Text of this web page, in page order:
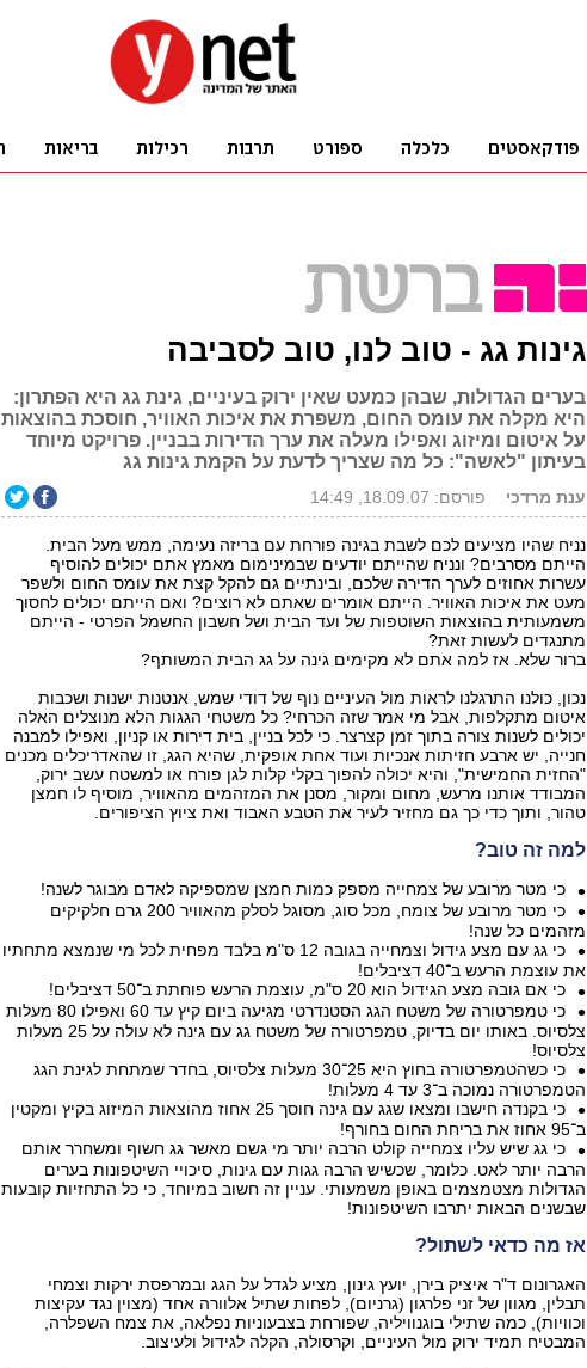
גינות גג - טוב לנו, טוב לסביבה
בערים הגדולות, שבהן כמעט שאין ירוק בעיניים, גינת גג היא הפתרון:
היא מקלה את עומס החום, משפרת את איכות האוויר, חוסכת בהוצאות
על איטום ומיזוג ואפילו מעלה את ערך הדירות בבניין. פרויקט מיוחד
בעיתון "לאשה": כל מה שצריך לדעת על הקמת גינות גג
ענת מרדכי פורסם: 18.09.07, 14:49
נניח שהיו מציעים לכם לשבת בגינה פורחת עם בריזה נעימה, ממש מעל הבית.
הייתם מסרבים? ונניח שהייתם יודעים שבמינימום מאמץ אתם יכולים להוסיף
עשרות אחוזים לערך הדירה שלכם, ובינתיים גם להקל קצת את עומס החום ולשפר
מעט את איכות האוויר. הייתם אומרים שאתם לא רוצים? ואם הייתם יכולים לחסוך
משמעותית בהוצאות השוטפות של ועד הבית ושל חשבון החשמל הפרטי - הייתם
מתנגדים לעשות זאת?
ברור שלא. אז למה אתם לא מקימים גינה על גג הבית המשותף?
נכון, כולנו התרגלנו לראות מול העיניים נוף של דודי שמש, אנטנות ישנות ושכבות
איטום מתקלפות, אבל מי אמר שזה הכרחי? כל משטחי הגגות הלא מנוצלים האלה
יכולים לשנות צורה בתוך זמן קצרצר. כי לכל בניין, בית דירות או קניון, ואפילו למבנה
חנייה, יש ארבע חזיתות אנכיות ועוד אחת אופקית, שהיא הגג, זו שהאדריכלים מכנים
"החזית החמישית", והיא יכולה להפוך בקלי קלות לגן פורח או למשטח עשב ירוק,
המבודד אותנו מרעש, מחום ומקור, מסנן את המזהמים מהאוויר, מוסיף לו חמצן
טהור, ותוך כדי כך גם מחזיר לעיר את הטבע האבוד ואת ציוץ הציפורים.
למה זה טוב?
כי מטר מרובע של צמחייה מספק כמות חמצן שמספיקה לאדם מבוגר לשנה!
כי מטר מרובע של צומח, מכל סוג, מסוגל לסלק מהאוויר 200 גרם חלקיקים
מזהמים כל שנה!
כי גג עם מצע גידול וצמחייה בגובה 12 ס"מ בלבד מפחית לכל מי שנמצא מתחתיו
את עוצמת הרעש ב־40 דציבלים!
כי אם גובה מצע הגידול הוא 20 ס"מ, עוצמת הרעש פוחתת ב־50 דציבלים!
כי טמפרטורה של משטח הגג הסטנדרטי מגיעה ביום קיץ עד 60 ואפילו 80 מעלות
צלסיוס. באותו יום בדיוק, טמפרטורה של משטח גג עם גינה לא עולה על 25 מעלות
צלסיוס!
כי כשהטמפרטורה בחוץ היא 25־30 מעלות צלסיוס, בחדר שמתחת לגינת הגג
הטמפרטורה נמוכה ב־3 עד 4 מעלות!
כי בקנדה חישבו ומצאו שגג עם גינה חוסך 25 אחוז מהוצאות המיזוג בקיץ ומקטין
ב־95 אחוז את בריחת החום בחורף!
כי גג שיש עליו צמחייה קולט הרבה יותר מי גשם מאשר גג חשוף ומשחרר אותם
הרבה יותר לאט. כלומר, שכשיש הרבה גגות עם גינות, סיכויי השיטפונות בערים
הגדולות מצטמצמים באופן משמעותי. עניין זה חשוב במיוחד, כי כל התחזיות קובעות
שבשנים הבאות יתרבו השיטפונות!
אז מה כדאי לשתול?
האגרונום ד"ר איציק בירן, יועץ גינון, מציע לגדל על הגג ובמרפסת ירקות וצמחי
תבלין, מגוון של זני פלרגון (גרניום), לפחות שתיל אלוורה אחד (מצוין נגד עקיצות
וכוויות), כמה שתילי בוגנוויליה, שפורחת בצבעוניות נפלאה, את צמח השפלרה,
המבטיח תמיד ירוק מול העיניים, וקרסולה, הקלה לגידול ולעיצוב.